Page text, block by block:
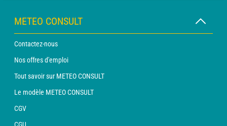
METEO CONSULT
Contactez-nous
Nos offres d'emploi
Tout savoir sur METEO CONSULT
Le modèle METEO CONSULT
CGV